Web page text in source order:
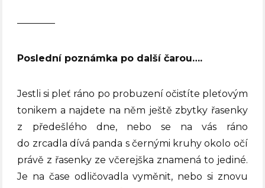
————
Poslední poznámka po další čarou….
Jestli si pleť ráno po probuzení očistíte pleťovým
tonikem a najdete na něm ještě zbytky řasenky
z předešlého dne, nebo se na vás ráno
do zrcadla dívá panda s černými kruhy okolo očí
právě z řasenky ze včerejška znamená to jediné.
Je na čase odličovadla vyměnit, nebo si znovu